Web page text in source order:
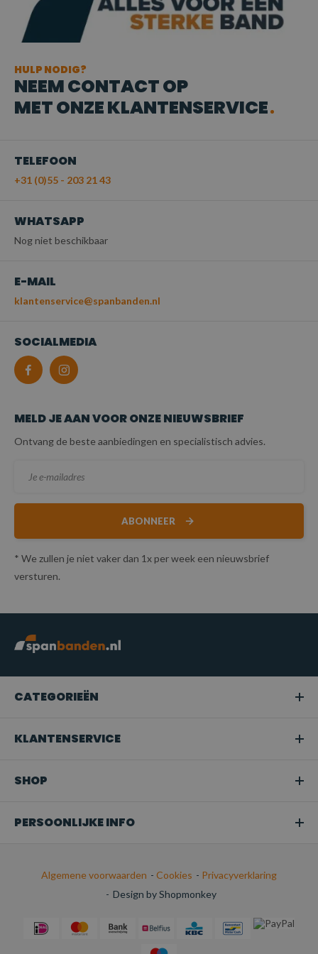
HULP NODIG?
NEEM CONTACT OP
MET ONZE KLANTENSERVICE
TELEFOON
+31 (0)55 - 203 21 43
WHATSAPP
Nog niet beschikbaar
E-MAIL
klantenservice@spanbanden.nl
SOCIALMEDIA
MELD JE AAN VOOR ONZE NIEUWSBRIEF
Ontvang de beste aanbiedingen en specialistisch advies.
ABONNEER
* We zullen je niet vaker dan 1x per week een nieuwsbrief
versturen.
CATEGORIEËN
KLANTENSERVICE
SHOP
PERSOONLIJKE INFO
Algemene voorwaarden - Cookies - Privacyverklaring
- Design by Shopmonkey